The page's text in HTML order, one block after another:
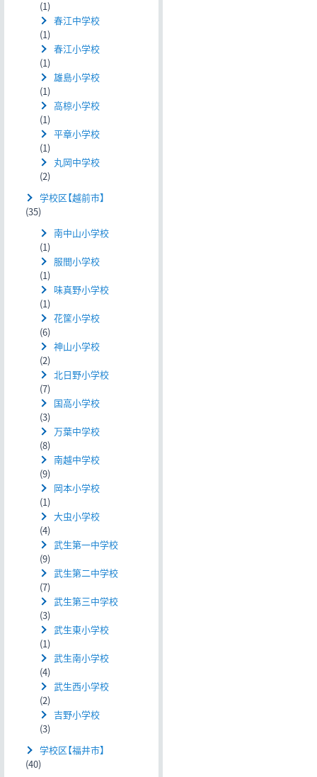
(1)
春江中学校
(1)
春江小学校
(1)
雄島小学校
(1)
高椋小学校
(1)
平章小学校
(1)
丸岡中学校
(2)
学校区【越前市】
(35)
南中山小学校
(1)
服間小学校
(1)
味真野小学校
(1)
花筐小学校
(6)
神山小学校
(2)
北日野小学校
(7)
国高小学校
(3)
万葉中学校
(8)
南越中学校
(9)
岡本小学校
(1)
大虫小学校
(4)
武生第一中学校
(9)
武生第二中学校
(7)
武生第三中学校
(3)
武生東小学校
(1)
武生南小学校
(4)
武生西小学校
(2)
吉野小学校
(3)
学校区【福井市】
(40)